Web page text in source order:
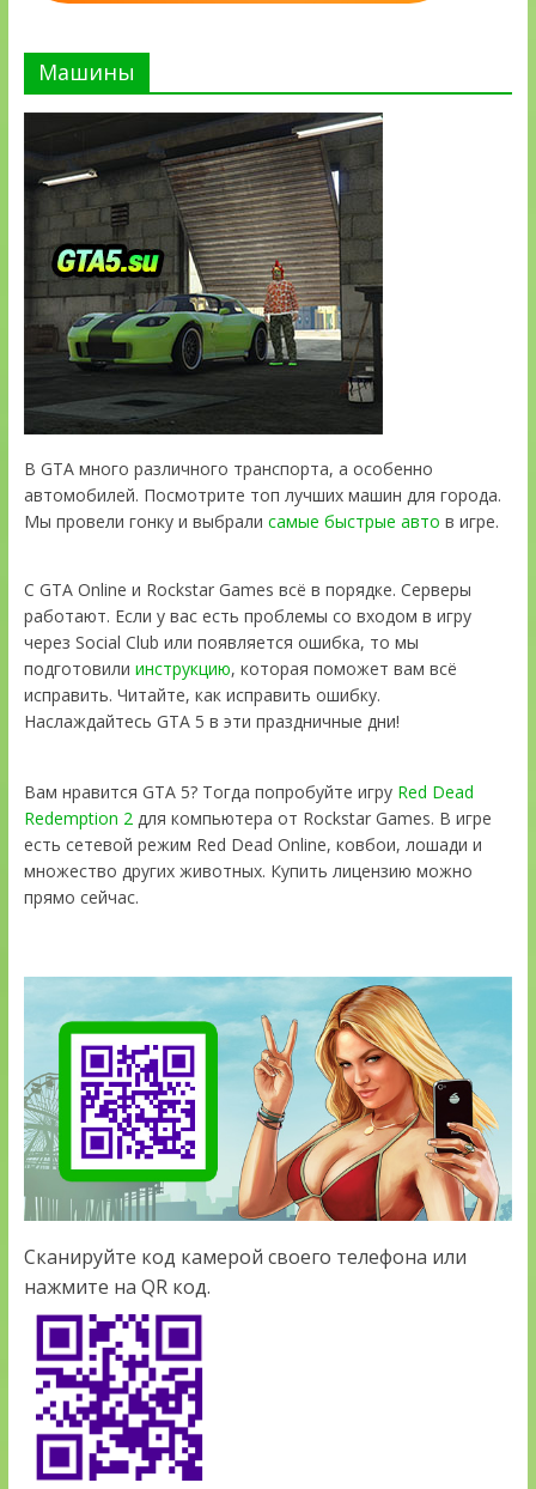
Машины
В GTA много различного транспорта, а особенно
автомобилей. Посмотрите топ лучших машин для города.
Мы провели гонку и выбрали самые быстрые авто в игре.
С GTA Online и Rockstar Games всё в порядке. Серверы
работают. Если у вас есть проблемы со входом в игру
через Social Club или появляется ошибка, то мы
подготовили инструкцию, которая поможет вам всё
исправить. Читайте, как исправить ошибку.
Наслаждайтесь GTA 5 в эти праздничные дни!
Вам нравится GTA 5? Тогда попробуйте игру Red Dead
Redemption 2 для компьютера от Rockstar Games. В игре
есть сетевой режим Red Dead Online, ковбои, лошади и
множество других животных. Купить лицензию можно
прямо сейчас.
Сканируйте код камерой своего телефона или
нажмите на QR код.